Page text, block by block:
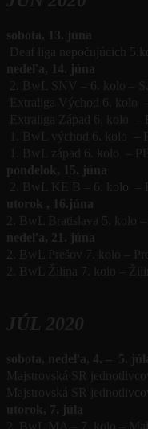
sobota, 13. júna
Deaf liga nepočujúcich
nedeľa, 14. júna
2. BwL SNV – 6. kolo –
Extraliga Východ 6. kolo
Extraliga Západ 6. kolo –
1. BwL východ 6. kolo –
1. BwL západ 6. kolo –
pondelok, 15. júna
2. BwL KE B – 6. kolo –
utorok , 16.júna
2. BwL Bratislava 5. kolo –
nedeľa, 21. júna
2. BwL Prešov 7. kolo –
2. BwL Žilina 7. kolo –
JÚL 2020
sobota, nedeľa, 4. – 5.
Majstrovská SR
Majstrovská SR
utorok, 7. júla
2. BwL MA – 7. kolo –